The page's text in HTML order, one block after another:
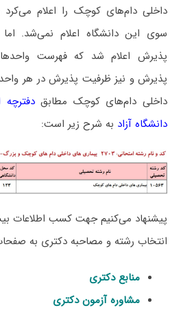
داخلی دامﻫﺎی ﻛﻮچک را اعلام
پذیرش اعلام شد که فهرست
پذیرش و نیز ظرفیت پذیرش در هر
داخلی دامﻫﺎی ﻛﻮچک مطابق
دانشگاه آزاد به شرح زیر است:
پیشنهاد می‌کنیم جهت کسب اطلاعات
انتخاب رشته و مصاحبه دکتری به
منابع دکتری
مشاوره آزمون دکتری